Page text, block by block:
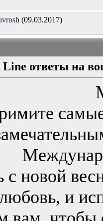
(09.03.2017)
ответы на
с новой
и